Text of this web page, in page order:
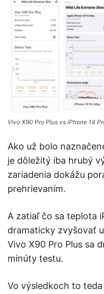
Vivo X90 Pro Plus vs iPhone 14
Ako už bolo
je dôležitý iba hrubý
zariadenia dokážu
prehrievaním.
A zatiaľ čo sa teplota
dramaticky zvyšovať
Vivo X90 Pro Plus sa
minúty testu.
Vo výsledkoch to